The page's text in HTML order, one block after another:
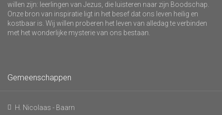
willen zijn: leerlingen van Jezus, die luisteren naar zijn Boodschap.
Onze bron van inspiratie ligt in het besef dat ons leven heilig en
kostbaar is. Wij willen proberen het leven van alledag te verbinden
met het wonderlijke mysterie van ons bestaan.
Gemeenschappen
H. Nicolaas - Baarn